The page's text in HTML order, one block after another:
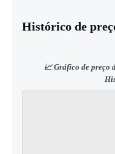
Histórico de
📈 Gráfico de